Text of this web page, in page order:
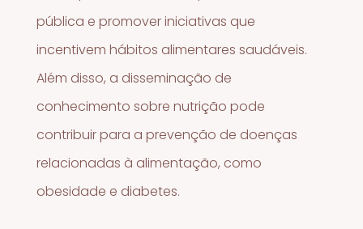
pública e promover iniciativas que
incentivem hábitos alimentares saudáveis.
Além disso, a disseminação de
conhecimento sobre nutrição pode
contribuir para a prevenção de doenças
relacionadas à alimentação, como
obesidade e diabetes.